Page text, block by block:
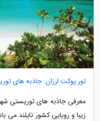
تور پوکت ارزان: جاذبه های
معرفی جاذبه های توریستی
زیبا و رویایی کشور تایلند